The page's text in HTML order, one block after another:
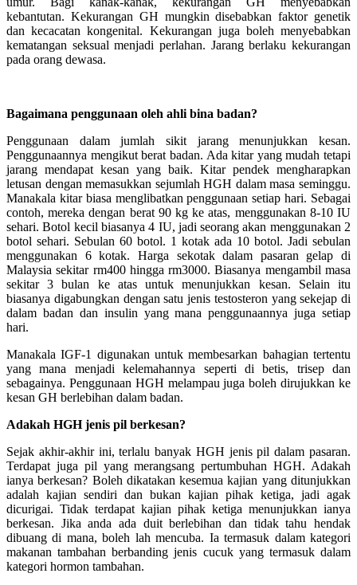
kebantutan. Kekurangan GH mungkin disebabkan faktor genetik
dan kecacatan kongenital. Kekurangan juga boleh menyebabkan
kematangan seksual menjadi perlahan. Jarang berlaku kekurangan
pada orang dewasa.
Bagaimana penggunaan oleh ahli bina badan?
Penggunaan dalam jumlah sikit jarang menunjukkan kesan.
Penggunaannya mengikut berat badan. Ada kitar yang mudah tetapi
jarang mendapat kesan yang baik. Kitar pendek mengharapkan
letusan dengan memasukkan sejumlah HGH dalam masa seminggu.
Manakala kitar biasa menglibatkan penggunaan setiap hari. Sebagai
contoh, mereka dengan berat 90 kg ke atas, menggunakan 8-10 IU
sehari. Botol kecil biasanya 4 IU, jadi seorang akan menggunakan 2
botol sehari. Sebulan 60 botol. 1 kotak ada 10 botol. Jadi sebulan
menggunakan 6 kotak. Harga sekotak dalam pasaran gelap di
Malaysia sekitar rm400 hingga rm3000. Biasanya mengambil masa
sekitar 3 bulan ke atas untuk menunjukkan kesan. Selain itu
biasanya digabungkan dengan satu jenis testosteron yang sekejap di
dalam badan dan insulin yang mana penggunaannya juga setiap
hari.
Manakala IGF-1 digunakan untuk membesarkan bahagian tertentu
yang mana menjadi kelemahannya seperti di betis, trisep dan
sebagainya. Penggunaan HGH melampau juga boleh dirujukkan ke
kesan GH berlebihan dalam badan.
Adakah HGH jenis pil berkesan?
Sejak akhir-akhir ini, terlalu banyak HGH jenis pil dalam pasaran.
Terdapat juga pil yang merangsang pertumbuhan HGH. Adakah
ianya berkesan? Boleh dikatakan kesemua kajian yang ditunjukkan
adalah kajian sendiri dan bukan kajian pihak ketiga, jadi agak
dicurigai. Tidak terdapat kajian pihak ketiga menunjukkan ianya
berkesan. Jika anda ada duit berlebihan dan tidak tahu hendak
dibuang di mana, boleh lah mencuba. Ia termasuk dalam kategori
makanan tambahan berbanding jenis cucuk yang termasuk dalam
kategori hormon tambahan.